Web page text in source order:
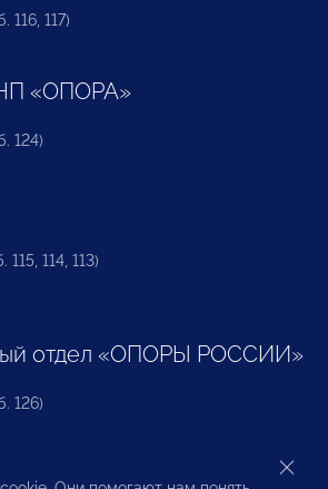
116, 117)
«ОПОРА»
124)
115, 114, 113)
отдел «ОПОРЫ РОССИИ»
126)
прав предпринимателей и